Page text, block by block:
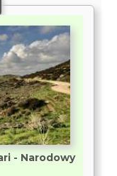
- Narodowy